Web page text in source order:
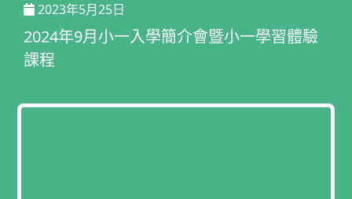
2023年5月25日
2024年9月小一入學簡介會暨小一學習體驗
課程